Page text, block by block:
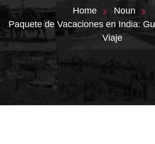
Home
Noun
Paquete de Vacaciones en India:
Viaje